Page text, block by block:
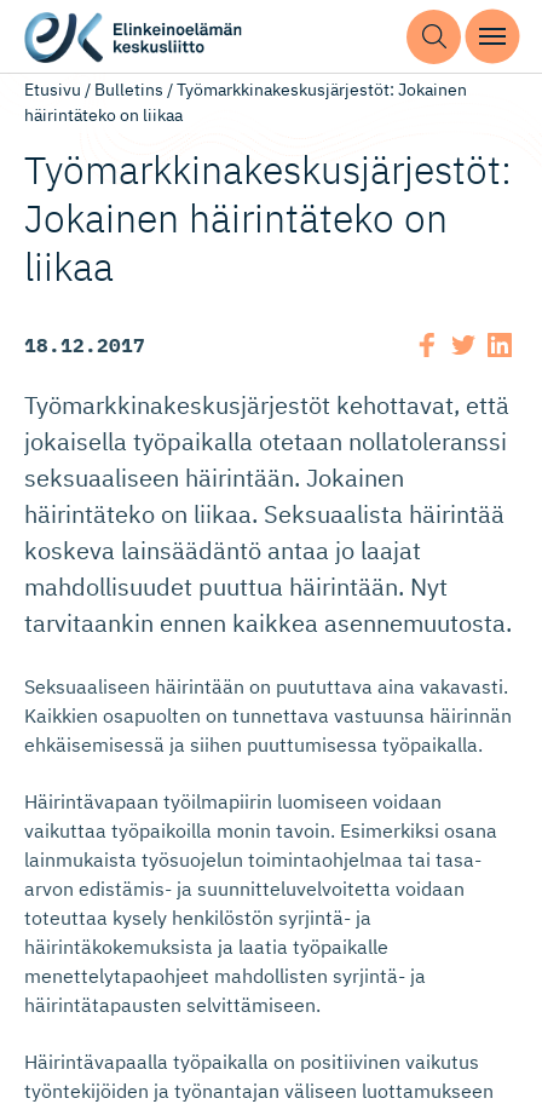
Etusivu / Bulletins /Työmarkkinakeskusjärjestöt: Jokainen
häirintäteko on liikaa
Työmarkki­na­kes­kus­jär­jestöt:
Jokainen häirintäteko on
liikaa
18.12.2017
Työmarkkinakeskusjärjestöt kehottavat, että
jokaisella työpaikalla otetaan nollatoleranssi
seksuaaliseen häirintään. Jokainen
häirintäteko on liikaa. Seksuaalista häirintää
koskeva lainsäädäntö antaa jo laajat
mahdollisuudet puuttua häirintään. Nyt
tarvitaankin ennen kaikkea asennemuutosta.
Seksuaaliseen häirintään on puututtava aina vakavasti.
Kaikkien osapuolten on tunnettava vastuunsa häirinnän
ehkäisemisessä ja siihen puuttumisessa työpaikalla.
Häirintävapaan työilmapiirin luomiseen voidaan
vaikuttaa työpaikoilla monin tavoin. Esimerkiksi osana
lainmukaista työsuojelun toimintaohjelmaa tai tasa-
arvon edistämis- ja suunnitteluvelvoitetta voidaan
toteuttaa kysely henkilöstön syrjintä- ja
häirintäkokemuksista ja laatia työpaikalle
menettelytapaohjeet mahdollisten syrjintä- ja
häirintätapausten selvittämiseen.
Häirintävapaalla työpaikalla on positiivinen vaikutus
työntekijöiden ja työnantajan väliseen luottamukseen